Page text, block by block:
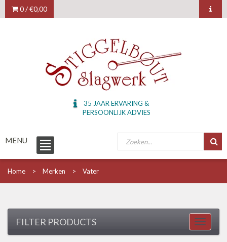
0 /€0,00
35 JAAR ERVARING &
PERSOONLIJK ADVIES
MENU
Home Merken Vater
FILTER PRODUCTS